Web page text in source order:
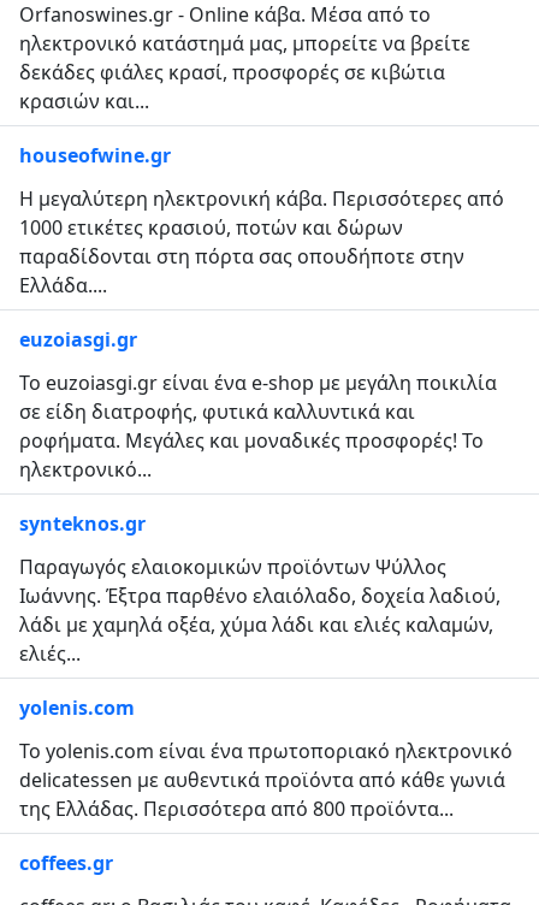
Orfanoswines.gr - Online κάβα. Μέσα από το
ηλεκτρονικό κατάστημά μας, μπορείτε να βρείτε
δεκάδες φιάλες κρασί, προσφορές σε κιβώτια
κρασιών και...
houseofwine.gr
Η μεγαλύτερη ηλεκτρονική κάβα. Περισσότερες από
1000 ετικέτες κρασιού, ποτών και δώρων
παραδίδονται στη πόρτα σας οπουδήποτε στην
Ελλάδα....
euzoiasgi.gr
Το euzoiasgi.gr είναι ένα e-shop με μεγάλη ποικιλία
σε είδη διατροφής, φυτικά καλλυντικά και
ροφήματα. Μεγάλες και μοναδικές προσφορές! Το
ηλεκτρονικό...
synteknos.gr
Παραγωγός ελαιοκομικών προϊόντων Ψύλλος
Ιωάννης. Έξτρα παρθένο ελαιόλαδο, δοχεία λαδιού,
λάδι με χαμηλά οξέα, χύμα λάδι και ελιές καλαμών,
ελιές...
yolenis.com
Το yolenis.com είναι ένα πρωτοποριακό ηλεκτρονικό
delicatessen με αυθεντικά προϊόντα από κάθε γωνιά
της Ελλάδας. Περισσότερα από 800 προϊόντα...
coffees.gr